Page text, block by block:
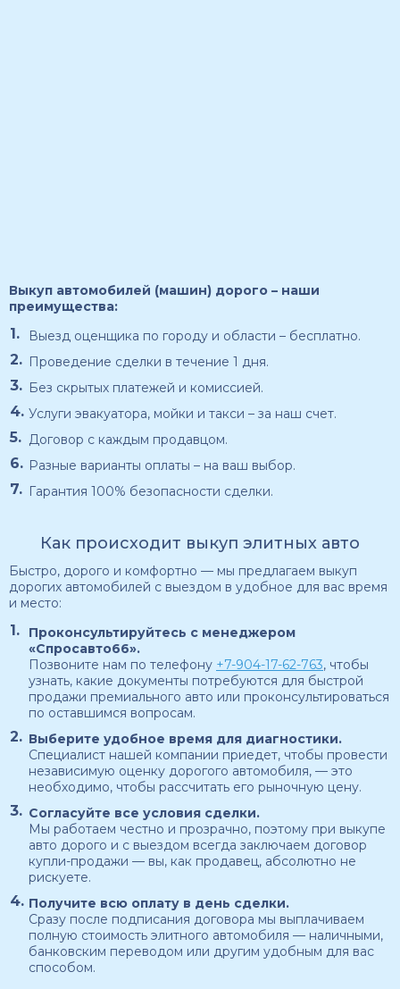
Выкуп автомобилей (машин) дорого – наши
преимущества:
Выезд оценщика по городу и области – бесплатно.
Проведение сделки в течение 1 дня.
Без скрытых платежей и комиссией.
Услуги эвакуатора, мойки и такси – за наш счет.
Договор с каждым продавцом.
Разные варианты оплаты – на ваш выбор.
Гарантия 100% безопасности сделки.
Как происходит выкуп элитных авто
Быстро, дорого и комфортно — мы предлагаем выкуп
дорогих автомобилей с выездом в удобное для вас время
и место:
Проконсультируйтесь с менеджером
«Спросавто66».
Позвоните нам по телефону +7-904-17-62-763, чтобы
узнать, какие документы потребуются для быстрой
продажи премиального авто или проконсультироваться
по оставшимся вопросам.
Выберите удобное время для диагностики.
Специалист нашей компании приедет, чтобы провести
независимую оценку дорогого автомобиля, — это
необходимо, чтобы рассчитать его рыночную цену.
Согласуйте все условия сделки.
Мы работаем честно и прозрачно, поэтому при выкупе
авто дорого и с выездом всегда заключаем договор
купли-продажи — вы, как продавец, абсолютно не
рискуете.
Получите всю оплату в день сделки.
Сразу после подписания договора мы выплачиваем
полную стоимость элитного автомобиля — наличными,
банковским переводом или другим удобным для вас
способом.